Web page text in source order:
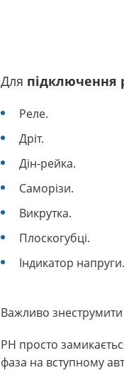
Для підключення
Реле.
Дріт.
Дін-рейка.
Саморізи.
Викрутка.
Плоскогубці.
Індикатор напруги.
Важливо
РН просто
фаза на вступному